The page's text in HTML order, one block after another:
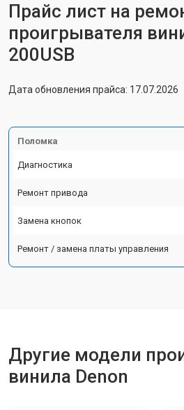
Прайс лист на
проигрывателя
200USB
Дата обновления прайса: 17.07.2026
Поломка
Диагностика
Ремонт привода
Замена кнопок
Ремонт / замена платы управления
Другие модели
винила Denon